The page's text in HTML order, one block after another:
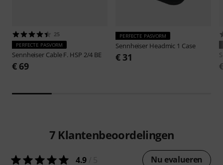
25
PERFECTE PASVORM
Sennheiser Cable F. HSP 2/4 BE
€ 69
PERFECTE PASVORM
Sennheiser Headmic 1 Case
€ 31
7 Klantenbeoordelingen
4.9 Nu evalueren